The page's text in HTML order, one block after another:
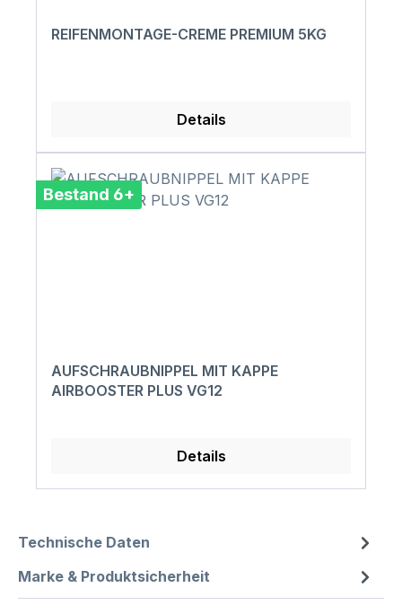
REIFENMONTAGE-CREME PREMIUM 5KG
Details
Bestand 6+
AUFSCHRAUBNIPPEL MIT KAPPE
AIRBOOSTER PLUS VG12
Details
Technische Daten
Marke & Produktsicherheit